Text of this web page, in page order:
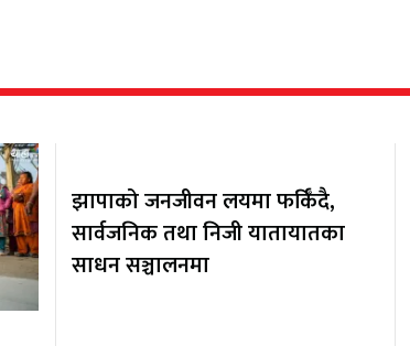
झापाको जनजीवन लयमा फर्किँदै,
सार्वजनिक तथा निजी यातायातका
साधन सञ्चालनमा